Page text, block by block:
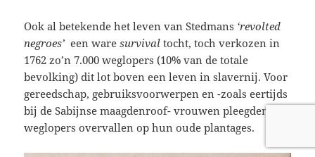
Ook al betekende het leven van Stedmans ‘revolted
negroes’ een waresurvivaltocht, toch verkozen in
1762 zo’n 7.000 weglopers (10% van de totale
bevolking) dit lot boven een leven in slavernij. Voor
gereedschap, gebruiksvoorwerpen en -zoals eertijds
bij de Sabijnse maagdenroof- vrouwen pleegden
weglopers overvallen op hun oude plantages.